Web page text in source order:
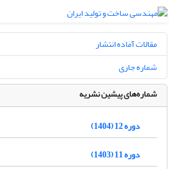
مقالات آماده انتشار
شماره جاری
شماره‌های پیشین نشریه
دوره 12 (1404)
دوره 11 (1403)